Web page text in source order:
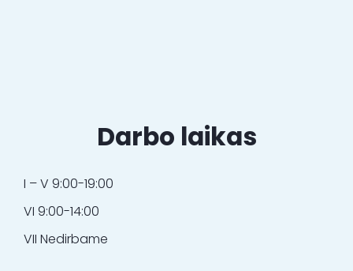
Darbo laikas
I – V 9:00-19:00
VI 9:00-14:00
VII Nedirbame